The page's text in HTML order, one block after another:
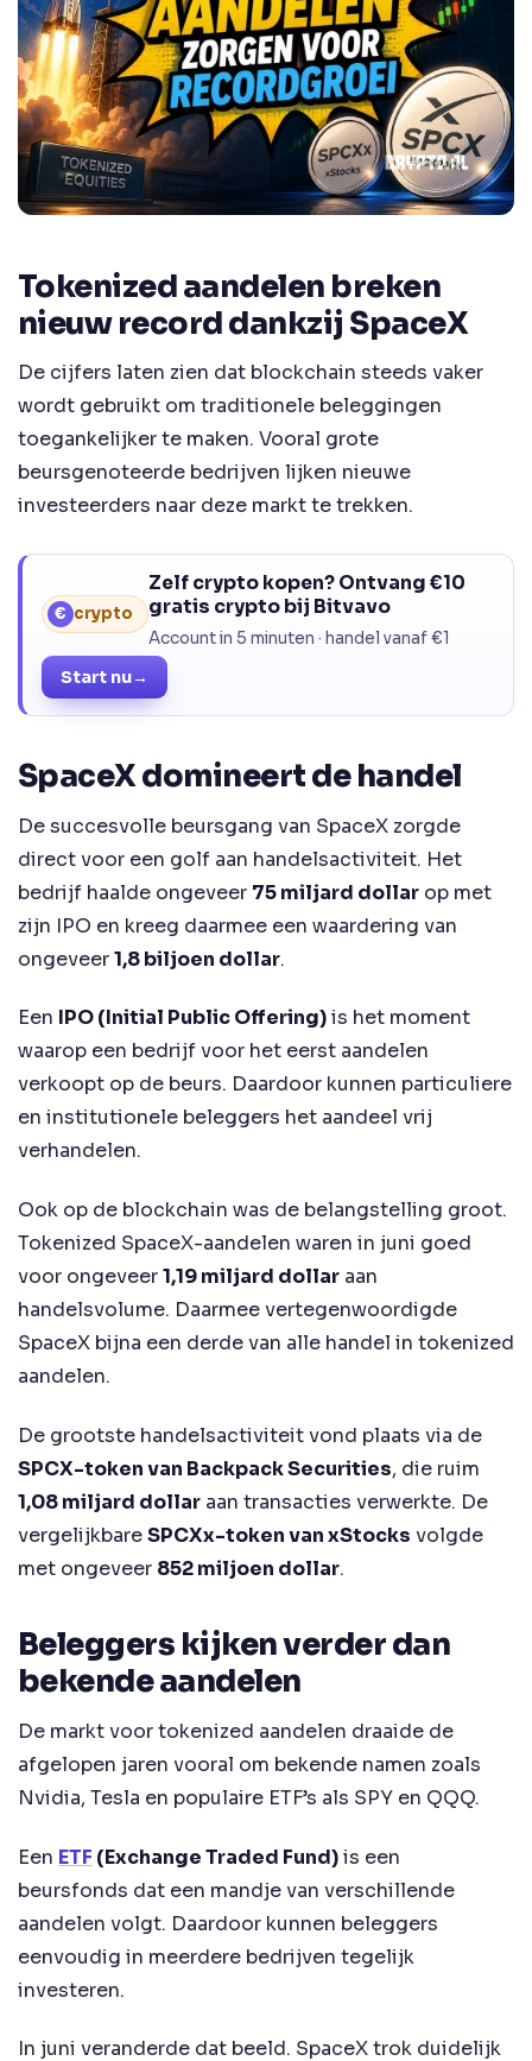
Tokenized aandelen breken
nieuw record dankzij SpaceX
De cijfers laten zien dat blockchain steeds vaker
wordt gebruikt om traditionele beleggingen
toegankelijker te maken. Vooral grote
beursgenoteerde bedrijven lijken nieuwe
investeerders naar deze markt te trekken.
€ crypto
Zelf crypto kopen? Ontvang €10
gratis crypto bij Bitvavo
Account in 5 minuten · handel vanaf €1
Start nu→
SpaceX domineert de handel
De succesvolle beursgang van SpaceX zorgde
direct voor een golf aan handelsactiviteit. Het
bedrijf haalde ongeveer 75 miljard dollar op met
zijn IPO en kreeg daarmee een waardering van
ongeveer1,8 biljoen dollar.
Een IPO (Initial Public Offering)is het moment
waarop een bedrijf voor het eerst aandelen
verkoopt op de beurs. Daardoor kunnen particuliere
en institutionele beleggers het aandeel vrij
verhandelen.
Ook op de blockchain was de belangstelling groot.
Tokenized SpaceX-aandelen waren in juni goed
voor ongeveer1,19 miljard dollar aan
handelsvolume. Daarmee vertegenwoordigde
SpaceX bijna een derde van alle handel in tokenized
aandelen.
De grootste handelsactiviteit vond plaats via de
SPCX-token van Backpack Securities, die ruim
1,08 miljard dollar aan transacties verwerkte. De
vergelijkbareSPCXx-token van xStocks volgde
met ongeveer 852 miljoen dollar.
Beleggers kijken verder dan
bekende aandelen
De markt voor tokenized aandelen draaide de
afgelopen jaren vooral om bekende namen zoals
Nvidia, Tesla en populaire ETF’s als SPY en QQQ.
Een ETF (Exchange Traded Fund)is een
beursfonds dat een mandje van verschillende
aandelen volgt. Daardoor kunnen beleggers
eenvoudig in meerdere bedrijven tegelijk
investeren.
In juni veranderde dat beeld. SpaceX trok duidelijk